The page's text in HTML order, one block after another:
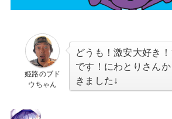
姫路のブド
ウちゃん
どうも！激安大好き
です！にわとりさん
きました↓